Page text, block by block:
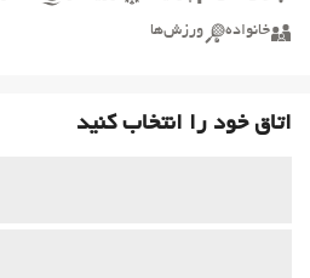
خانواده ورزش‌ها
اتاق خود را انتخاب کنید